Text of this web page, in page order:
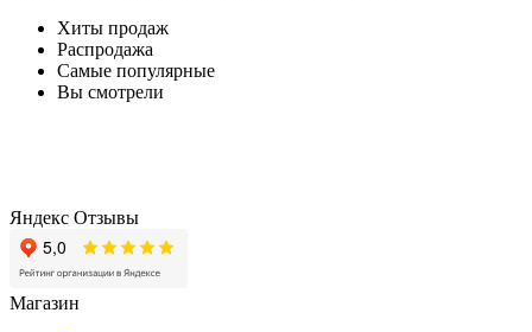
Хиты продаж
Распродажа
Самые популярные
Вы смотрели
Яндекс Отзывы
Магазин